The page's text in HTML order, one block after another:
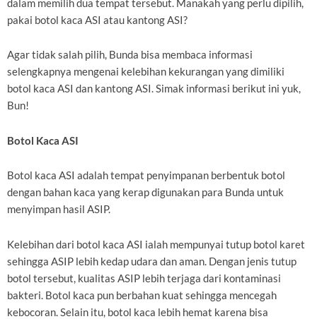
dalam memilih dua tempat tersebut. Manakah yang perlu dipilih,
pakai botol kaca ASI atau kantong ASI?
Agar tidak salah pilih, Bunda bisa membaca informasi
selengkapnya mengenai kelebihan kekurangan yang dimiliki
botol kaca ASI dan kantong ASI. Simak informasi berikut ini yuk,
Bun!
Botol Kaca ASI
Botol kaca ASI adalah tempat penyimpanan berbentuk botol
dengan bahan kaca yang kerap digunakan para Bunda untuk
menyimpan hasil ASIP.
Kelebihan dari botol kaca ASI ialah mempunyai tutup botol karet
sehingga ASIP lebih kedap udara dan aman. Dengan jenis tutup
botol tersebut, kualitas ASIP lebih terjaga dari kontaminasi
bakteri. Botol kaca pun berbahan kuat sehingga mencegah
kebocoran. Selain itu, botol kaca lebih hemat karena bisa